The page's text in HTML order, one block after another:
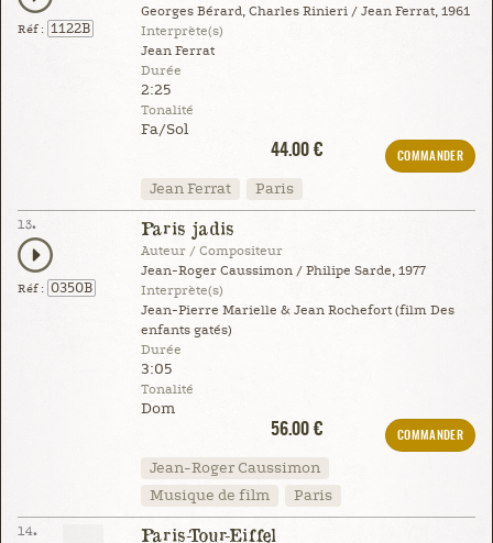
Réf : 1122B
Georges Bérard, Charles Rinieri / Jean Ferrat, 1961
Interprète(s)
Jean Ferrat
Durée
2:25
Tonalité
Fa/Sol
44.00 €
COMMANDER
Jean Ferrat Paris
13.
Réf : 0350B
Paris jadis
Auteur / Compositeur
Jean-Roger Caussimon / Philipe Sarde, 1977
Interprète(s)
Jean-Pierre Marielle & Jean Rochefort (film Des
enfants gatés)
Durée
3:05
Tonalité
Dom
56.00 €
COMMANDER
Jean-Roger Caussimon
Musique de film
Paris
14. Paris-Tour-Eiffel